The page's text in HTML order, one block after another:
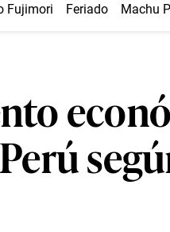
Fujimori Feriado Machu